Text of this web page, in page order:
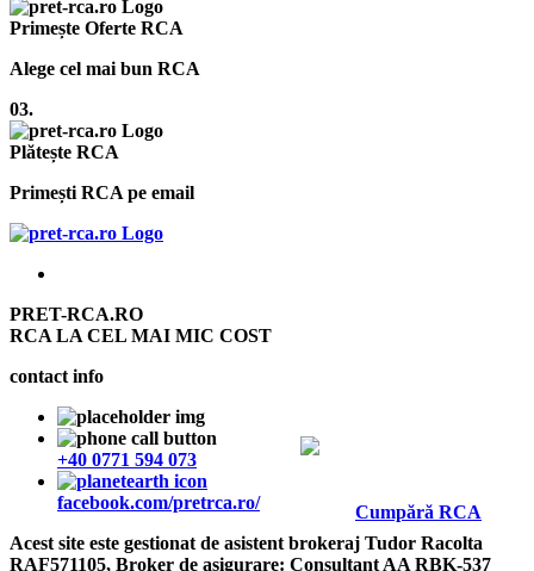
Primește Oferte RCA
Alege cel mai bun RCA
03.
Plătește RCA
Primești RCA pe email
Cumpără RCA
PRET-RCA.RO
RCA LA CEL MAI MIC COST
contact info
+40 0771 594 073
facebook.com/pretrca.ro/
Acest site este gestionat de asistent brokeraj Tudor Racolta
RAF571105, Broker de asigurare: Consultant AA RBK-537